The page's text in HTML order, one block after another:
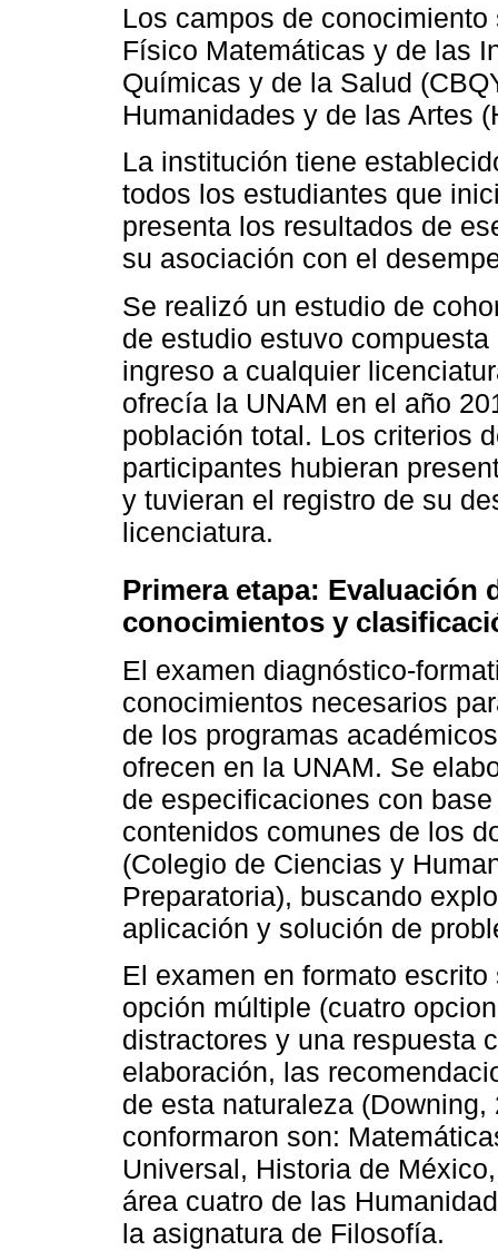
Los campos de
Físico Matemáticas y de las
Químicas y de la Salud
Humanidades y de las Artes
La institución tiene
todos los estudiantes que
presenta los resultados de
su asociación con el
Se realizó un estudio de
de estudio estuvo
ingreso a cualquier
ofrecía la UNAM en el año
población total. Los criterios
participantes hubieran
y tuvieran el registro de su
licenciatura.
Primera etapa: Evaluación
conocimientos y
El examen diagnóstico-
conocimientos necesarios
de los programas
ofrecen en la UNAM. Se
de especificaciones con
contenidos comunes de los
(Colegio de Ciencias y
Preparatoria), buscando
aplicación y solución de
El examen en formato
opción múltiple (cuatro
distractores y una respuesta
elaboración, las
de esta naturaleza
conformaron son:
Universal, Historia de
área cuatro de las
la asignatura de Filosofía.